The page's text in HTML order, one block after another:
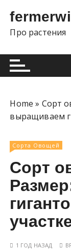
й
Про растения
Home » Сорт
выращиваем
Сорта Овощей
Сорт
1 ГОД НАЗАД